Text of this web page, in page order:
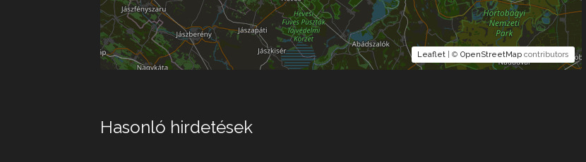
Leaflet| © OpenStreetMapcontributors
Hasonló hirdetések